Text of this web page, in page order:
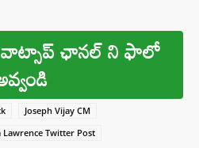
ఛానల్ ని ఫాలో
Joseph Vijay CM
Lawrence Twitter Post